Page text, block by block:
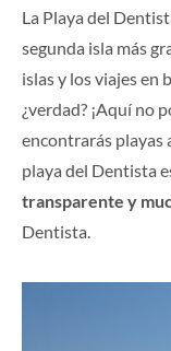
La Playa del
segunda isla más
islas y los viajes en
¿verdad? ¡Aquí no
encontrarás playas
playa del Dentista
transparente y
Dentista.